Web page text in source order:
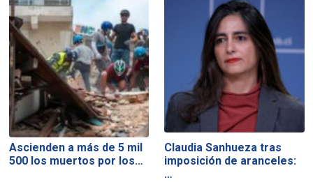
Ascienden a más de 5 mil
500 los muertos por los…
Claudia Sanhueza tras
imposición de aranceles:
…